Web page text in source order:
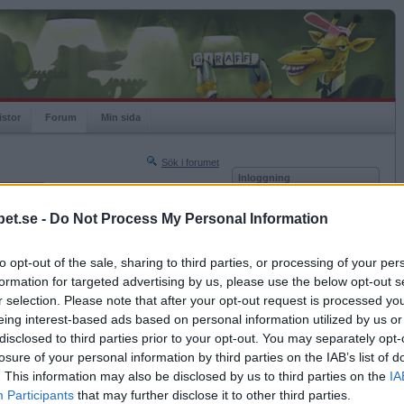
- Do Not Process My Personal Information
opt-out of the sale, sharing to third parties, or processing of your
for targeted advertising by us, please use the below opt-out
selection. Please note that after your opt-out request is processed
interest-based ads based on personal information utilized by us
to third parties prior to your opt-out. You may separately
of your personal information by third parties on the IAB’s list of
This information may also be disclosed by us to third parties on the
Participants that may further disclose it to other third parties.
Forum Min sida
Sök i forumet
Nästa sida »
2016-12-13 18:24
är ditt knep?
Inloggning
Kom ihåg mig
Glömt ditt lösenord?
Få ny aktiveringslänk
Betapet är gratis!